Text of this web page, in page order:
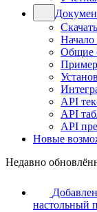
Скачать
Начало
Общие
API
API
API
Новые
Недавно
настольный